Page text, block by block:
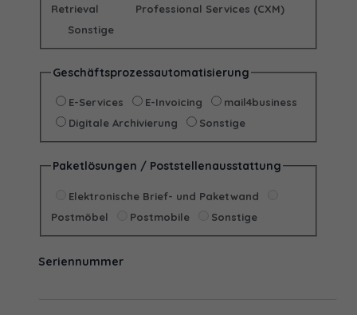
Retrieval
Professional Services (CXM)
Sonstige
Geschäftsprozessautomatisierung
E-Services E-Invoicing
mail4business
Digitale Archivierung
Sonstige
Paketlösungen / Poststellenausstattung
Elektronische Brief- und Paketwand
Postmöbel
Postmobile Sonstige
Seriennummer